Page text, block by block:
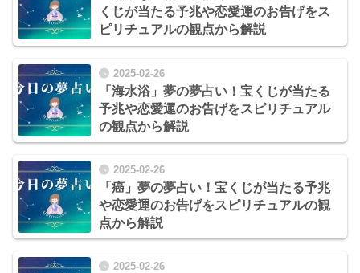
くじが当たる予兆や恋愛運のお告げをス
ピリチュアルの観点から解説
2025-02-26
「海水浴」夢の夢占い！宝くじが当たる
予兆や恋愛運のお告げをスピリチュアル
の観点から解説
2025-02-26
「癌」夢の夢占い！宝くじが当たる予兆
や恋愛運のお告げをスピリチュアルの観
点から解説
2025-02-26